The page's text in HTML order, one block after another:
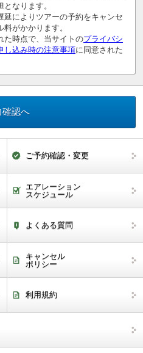
なります。
延によりツアーの予約をキャンセ
がかかります。
た時点で、当サイトのプライバシ
し込み時の注意事項に同意された
ご予約確認・変更
エアレーション
スケジュール
よくある質問
キャンセル
ポリシー
利用規約